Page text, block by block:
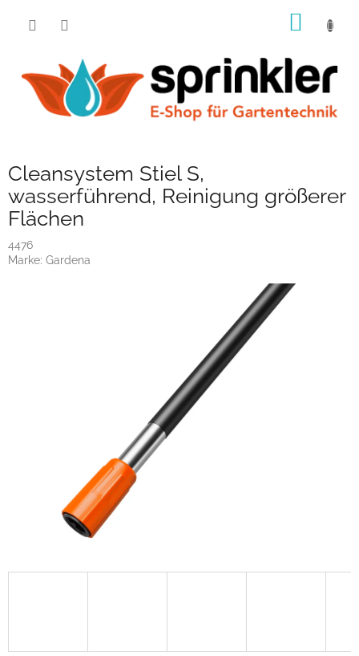
Cleansystem Stiel S,
wasserführend, Reinigung größerer
Flächen
4476
Marke: Gardena